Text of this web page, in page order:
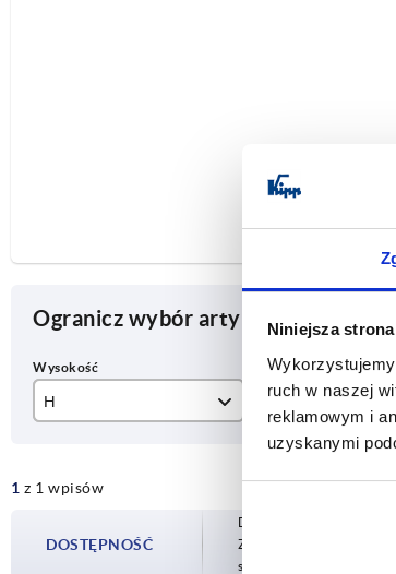
Niniejsza
ruch w naszej
reklamowym i
uzyskanymi
Ogranicz wybór artykułu
H L1
131
1 z 1 wpisów
DOSTĘPNOŚĆ
Dostępność jest
Zostaniesz
sfinalizowaniem